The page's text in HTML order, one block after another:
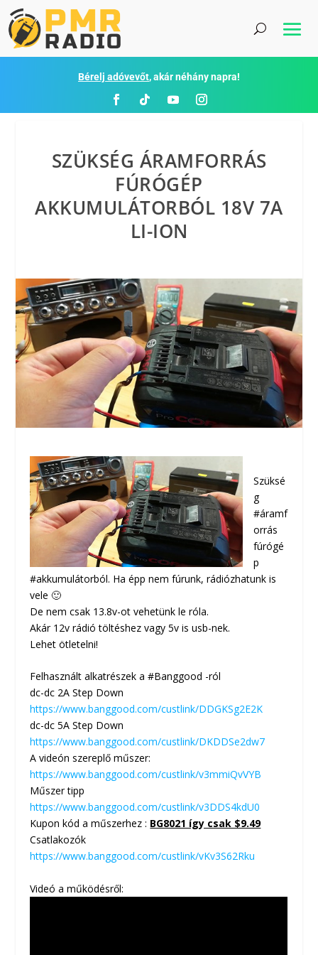
Bérelj adóvevőt, akár néhány napra!
SZÜKSÉG ÁRAMFORRÁS
FÚRÓGÉP
AKKUMULÁTORBÓL 18V 7A
LI-ION
Szüksé
g
#áramf
orrás
fúrógé
p
#akkumulátorból. Ha épp nem fúrunk, rádiózhatunk is
vele 🙂
De nem csak 13.8v-ot vehetünk le róla.
Akár 12v rádió töltéshez vagy 5v is usb-nek.
Lehet ötletelni!
Felhasznált alkatrészek a #Banggood -ról
dc-dc 2A Step Down
https://www.banggood.com/custlink/DDGKSg2E2K
dc-dc 5A Step Down
https://www.banggood.com/custlink/DKDDSe2dw7
A videón szereplő műszer:
https://www.banggood.com/custlink/v3mmiQvVYB
Műszer tipp
https://www.banggood.com/custlink/v3DDS4kdU0
Kupon kód a műszerhez : BG8021 így csak $9.49
Csatlakozók
https://www.banggood.com/custlink/vKv3S62Rku
Videó a működésről: